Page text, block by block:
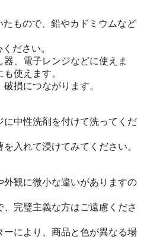
たもので、鉛やカドミウムなど
ださい。
、電子レンジなどに使えま
使えます。
損につながります。
中性洗剤を付けて洗ってくだ
入れて浸けてみてください。
外観に微小な違いがありますの
完璧主義な方はご遠慮くださ
ーにより、商品と色が異なる場